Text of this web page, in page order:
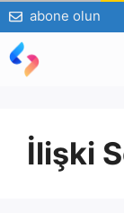
abone olun
İçeriğe
atla
İlişki